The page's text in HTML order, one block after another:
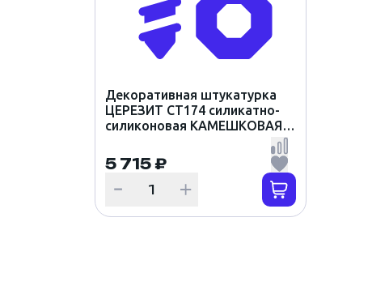
Декоративная штукатурка
ЦЕРЕЗИТ CT174 силикатно-
силиконовая КАМЕШКОВАЯ
5 715 ₽